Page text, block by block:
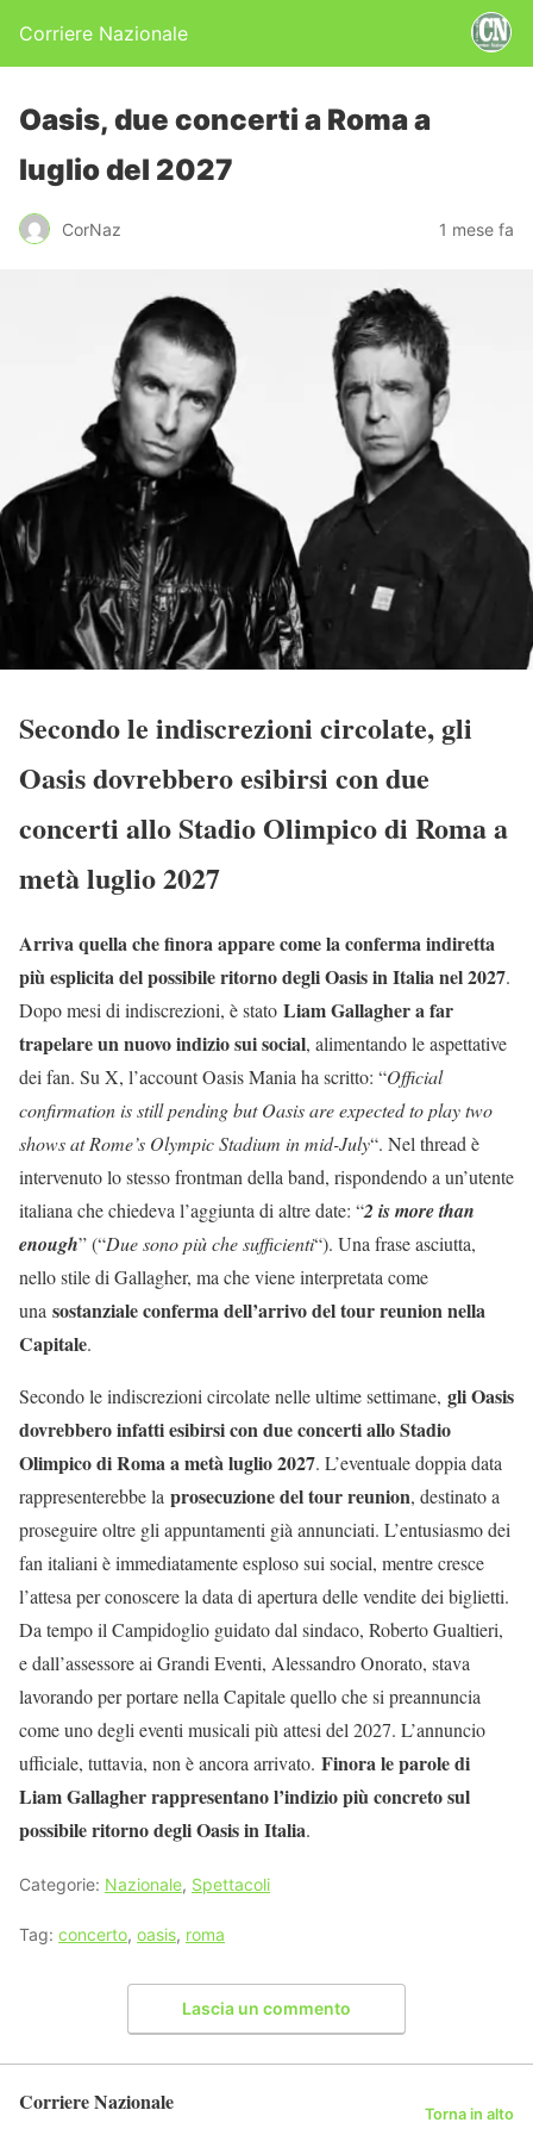
Corriere Nazionale
Oasis, due concerti a Roma a
luglio del 2027
CorNaz 1 mese fa
Secondo le indiscrezioni circolate, gli
Oasis dovrebbero esibirsi con due
concerti allo Stadio Olimpico di Roma a
metà luglio 2027
Arriva quella che finora appare come la conferma indiretta
più esplicita del possibile ritorno degli Oasis in Italia nel 2027.
Dopo mesi di indiscrezioni, è stato Liam Gallagher a far
trapelare un nuovo indizio sui social, alimentando le aspettative
dei fan. Su X, l’account Oasis Mania ha scritto: “Official
confirmation is still pending but Oasis are expected to play two
shows at Rome’s Olympic Stadium in mid-July“. Nel thread è
intervenuto lo stesso frontman della band, rispondendo a un’utente
italiana che chiedeva l’aggiunta di altre date: “2 is more than
enough” (“Due sono più che sufficienti“). Una frase asciutta,
nello stile di Gallagher, ma che viene interpretata come
una sostanziale conferma dell’arrivo del tour reunion nella
Capitale.
Secondo le indiscrezioni circolate nelle ultime settimane, gli Oasis
dovrebbero infatti esibirsi con due concerti allo Stadio
Olimpico di Roma a metà luglio 2027. L’eventuale doppia data
rappresenterebbe la prosecuzione del tour reunion, destinato a
proseguire oltre gli appuntamenti già annunciati. L’entusiasmo dei
fan italiani è immediatamente esploso sui social, mentre cresce
l’attesa per conoscere la data di apertura delle vendite dei biglietti.
Da tempo il Campidoglio guidato dal sindaco, Roberto Gualtieri,
e dall’assessore ai Grandi Eventi, Alessandro Onorato, stava
lavorando per portare nella Capitale quello che si preannuncia
come uno degli eventi musicali più attesi del 2027. L’annuncio
ufficiale, tuttavia, non è ancora arrivato. Finora le parole di
Liam Gallagher rappresentano l’indizio più concreto sul
possibile ritorno degli Oasis in Italia.
Categorie: Nazionale, Spettacoli
Tag: concerto, oasis, roma
Lascia un commento
Corriere Nazionale Torna in alto